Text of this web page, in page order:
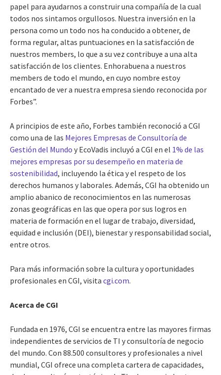
papel para ayudarnos a construir una compañía de la cual
todos nos sintamos orgullosos. Nuestra inversión en la
persona como un todo nos ha conducido a obtener, de
forma regular, altas puntuaciones en la satisfacción de
nuestros members, lo que a su vez contribuye a una alta
satisfacción de los clientes. Enhorabuena a nuestros
members de todo el mundo, en cuyo nombre estoy
encantado de ver a nuestra empresa siendo reconocida por
Forbes”.
A principios de este año, Forbes también reconoció a CGI
como una de las Mejores Empresas de Consultoría de
Gestión del Mundo y EcoVadis incluyó a CGI en el 1% de las
mejores empresas por su desempeño en materia de
sostenibilidad, incluyendo la ética y el respeto de los
derechos humanos y laborales. Además, CGI ha obtenido un
amplio abanico de reconocimientos en las numerosas
zonas geográficas en las que opera por sus logros en
materia de formación en el lugar de trabajo, diversidad,
equidad e inclusión (DEI), bienestar y responsabilidad social,
entre otros.
Para más información sobre la cultura y oportunidades
profesionales en CGI, visita cgi.com.
Acerca de CGI
Fundada en 1976, CGI se encuentra entre las mayores firmas
independientes de servicios de TI y consultoría de negocio
del mundo. Con 88.500 consultores y profesionales a nivel
mundial, CGI ofrece una completa cartera de capacidades,